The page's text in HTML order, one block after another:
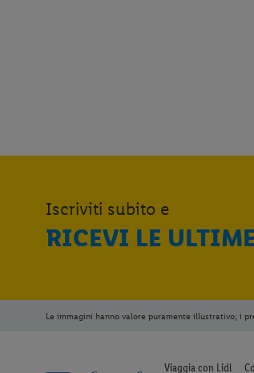
Iscriviti subito e
RICEVI LE
Le immagini hanno valore puramente illustrativo; i
Viaggia con Lidl